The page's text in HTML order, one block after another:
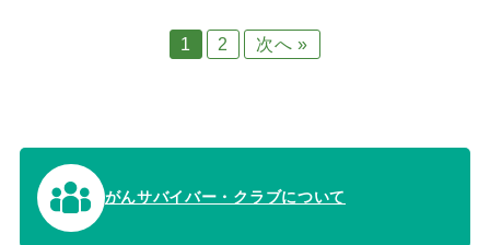
1 2 次へ »
がんサバイバー・クラブについて